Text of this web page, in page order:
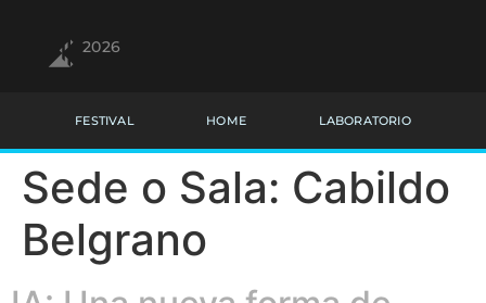
2026
FESTIVAL HOME LABORATORIO
Sede o Sala: Cabildo
Belgrano